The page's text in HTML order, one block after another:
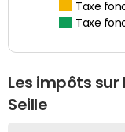
Taxe
Taxe
Les impôts
Seille